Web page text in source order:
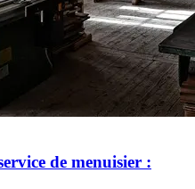
de menuisier :